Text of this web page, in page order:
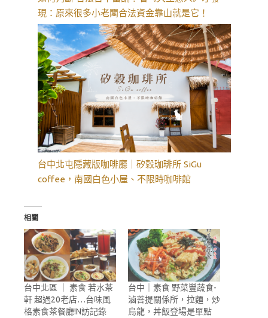
現：原來很多小老闆合法資金靠山就是它！
台中北屯隱藏版咖啡廳｜矽穀珈琲所 SiGu
coffee，南國白色小屋、不限時咖啡館
相關
台中北區 ｜ 素食 若水茶
軒 超過20老店…台味風
格素食茶餐廳!N訪記錄
台中｜素食 野菜豐蔬食-
滷菩提關係所，拉麵，炒
烏龍，丼飯登場是單點